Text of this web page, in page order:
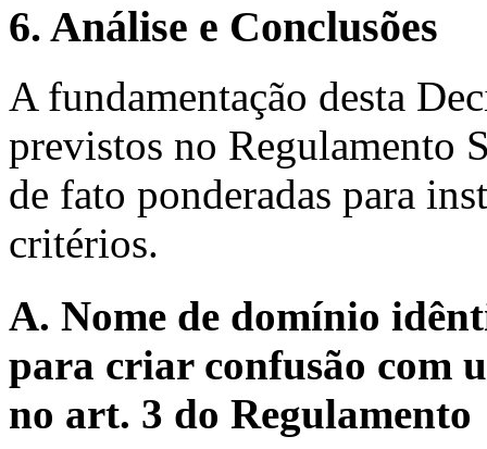
6. Análise e Conclusões
A fundamentação desta
previstos no Regulamento
de fato ponderadas para
critérios.
A. Nome de domínio
para criar confusão com
no art. 3 do Regulamento